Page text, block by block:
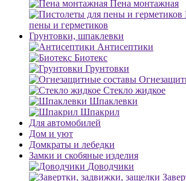
Пена монтажная
пены и герметиков
Грунтовки, шпаклевки
Антисептики
Биотекс
Грунтовки
Стекло жидкое
Шпаклевки
Шпакрил
Для автомобилей
Дом и уют
Домкраты и лебедки
Замки и скобяные изделия
Доводчики